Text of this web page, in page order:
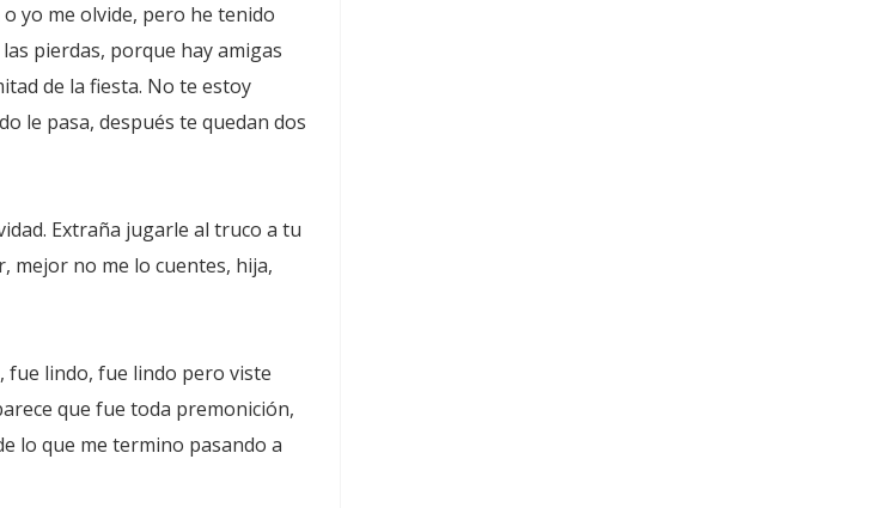
yo me olvide, pero he tenido
pierdas, porque hay amigas
de la fiesta. No te estoy
le pasa, después te quedan dos
Extraña jugarle al truco a tu
mejor no me lo cuentes, hija,
fue lindo, fue lindo pero viste
que fue toda premonición,
lo que me termino pasando a